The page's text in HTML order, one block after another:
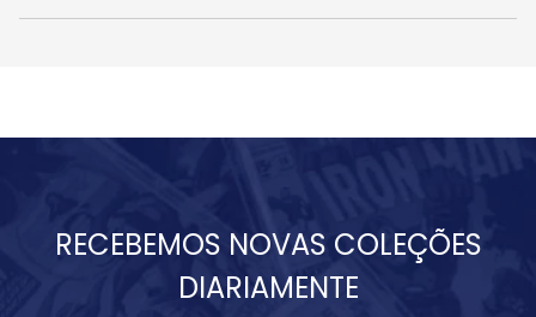
RECEBEMOS NOVAS COLEÇÕES
DIARIAMENTE